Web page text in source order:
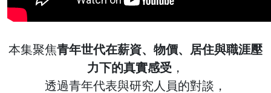
本集聚焦青年世代在薪資、物價、居住與職涯壓
力下的真實感受 ，
透過青年代表與研究人員的對談，